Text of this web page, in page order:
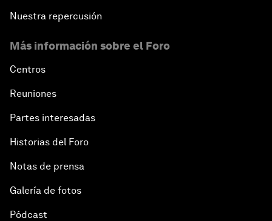
Nuestra repercusión
Más información sobre el Foro
Centros
Reuniones
Partes interesadas
Historias del Foro
Notas de prensa
Galería de fotos
Pódcast